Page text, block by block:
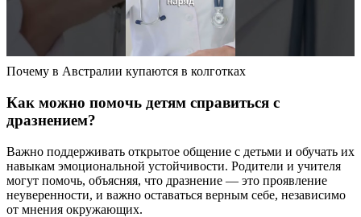
Почему в Австралии купаются в колготках
Как можно помочь детям справиться с
дразнением?
Важно поддерживать открытое общение с детьми и обучать их
навыкам эмоциональной устойчивости. Родители и учителя
могут помочь, объясняя, что дразнение — это проявление
неуверенности, и важно оставаться верным себе, независимо
от мнения окружающих.